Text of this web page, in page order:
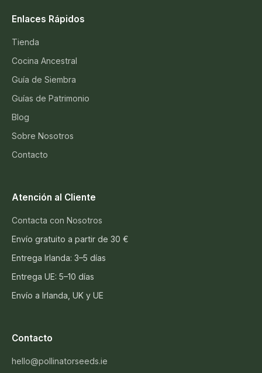
Enlaces Rápidos
Tienda
Cocina Ancestral
Guía de Siembra
Guías de Patrimonio
Blog
Sobre Nosotros
Contacto
Atención al Cliente
Contacta con Nosotros
Envío gratuito a partir de 30 €
Entrega Irlanda: 3–5 días
Entrega UE: 5–10 días
Envío a Irlanda, UK y UE
Contacto
hello@pollinatorseeds.ie